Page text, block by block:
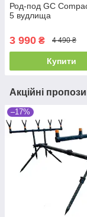
Род-под GC
5 вудлища
3 990 ₴ 4 490 ₴
Купити
Акційні
–17%